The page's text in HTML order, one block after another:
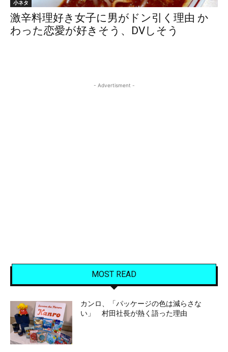
小ネタ
激辛料理好き女子に男がドン引く理由 か
わった恋愛が好きそう、DVしそう
- Advertisment -
MOST READ
カンロ、「パッケージの色は減らさな
い」 村田社長が熱く語った理由